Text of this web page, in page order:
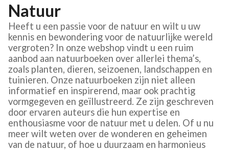
Natuur
Heeft u een passie voor de natuur en wilt u uw
kennis en bewondering voor de natuurlijke wereld
vergroten? In onze webshop vindt u een ruim
aanbod aan natuurboeken over allerlei thema’s,
zoals planten, dieren, seizoenen, landschappen en
tuinieren. Onze natuurboeken zijn niet alleen
informatief en inspirerend, maar ook prachtig
vormgegeven en geïllustreerd. Ze zijn geschreven
door ervaren auteurs die hun expertise en
enthousiasme voor de natuur met u delen. Of u nu
meer wilt weten over de wonderen en geheimen
van de natuur, of hoe u duurzaam en harmonieus